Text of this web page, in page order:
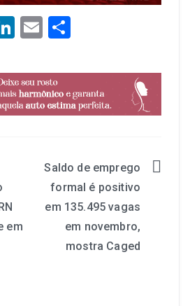
LinkedIn
Email
em
Saldo de emprego
formal é positivo
em 135.495 vagas
em novembro,
mostra Caged